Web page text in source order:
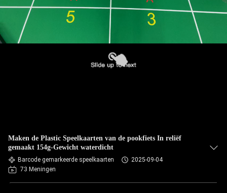
Maken de Plastic Speelkaarten van de pookfiets In reliëf
gemaakt 154g-Gewicht waterdicht
Barcode gemarkeerde speelkaarten
2025-09-04
73 Meningen